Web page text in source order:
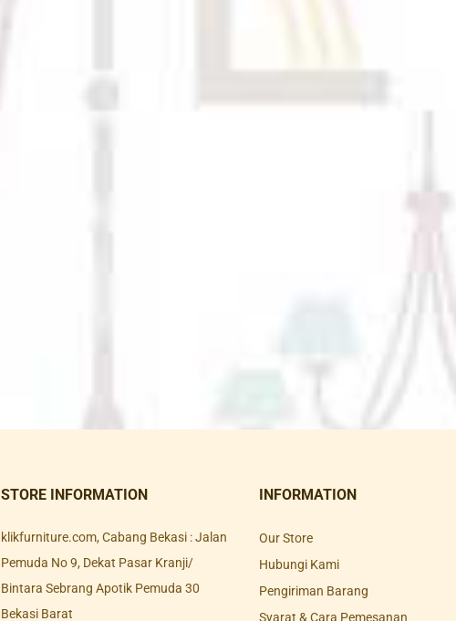
STORE INFORMATION
klikfurniture.com, Cabang Bekasi : Jalan
Pemuda No 9, Dekat Pasar Kranji/
Bintara Sebrang Apotik Pemuda 30
Bekasi Barat
INFORMATION
Our Store
Hubungi Kami
Pengiriman Barang
Syarat & Cara Pemesanan